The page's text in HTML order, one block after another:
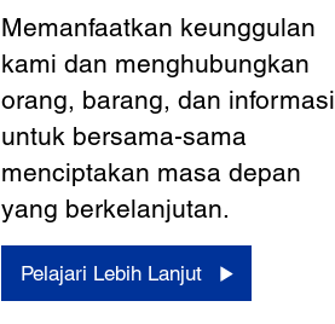
Memanfaatkan keunggulan
kami dan menghubungkan
orang, barang, dan informasi
untuk bersama-sama
menciptakan masa depan
yang berkelanjutan.
Pelajari Lebih Lanjut